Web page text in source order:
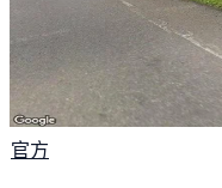
官方